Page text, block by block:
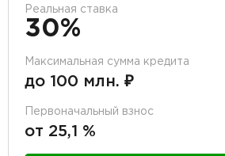
Реальная ставка
30%
Максимальная сумма кредита
до 100 млн. ₽
Первоначальный взнос
от 25,1 %